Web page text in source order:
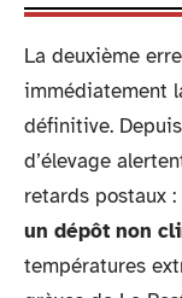
La deuxième
immédiatement
définitive.
d’élevage
retards postaux :
un dépôt non
températures